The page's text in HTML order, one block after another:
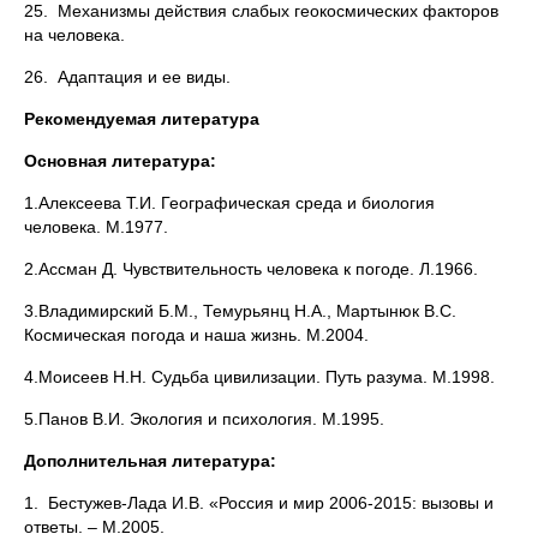
25. Механизмы действия слабых геокосмических факторов
на человека.
26. Адаптация и ее виды.
Рекомендуемая литература
Основная литература:
1.Алексеева Т.И. Географическая среда и биология
человека. М.1977.
2.Ассман Д. Чувствительность человека к погоде. Л.1966.
3.Владимирский Б.М., Темурьянц Н.А., Мартынюк В.С.
Космическая погода и наша жизнь. М.2004.
4.Моисеев Н.Н. Судьба цивилизации. Путь разума. М.1998.
5.Панов В.И. Экология и психология. М.1995.
Дополнительная литература:
1. Бестужев-Лада И.В. «Россия и мир 2006-2015: вызовы и
ответы. – М.2005.